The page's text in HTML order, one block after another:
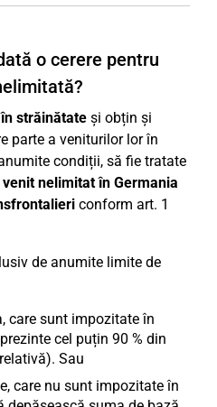
o cerere pentru
străinătate și obțin și
parte a veniturilor lor în
condiții, să fie tratate
nelimitat în Germania
conform art. 1
de anumite limite de
care sunt impozitate în
cel puțin 90 % din
Sau
care nu sunt impozitate în